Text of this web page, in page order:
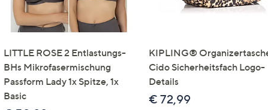
LITTLE ROSE 2 Entlastungs-
BHs Mikrofasermischung
Passform Lady 1x Spitze, 1x
Basic
KIPLING®
Cido Sicherheitsfach Logo-
Details
€ 72,99